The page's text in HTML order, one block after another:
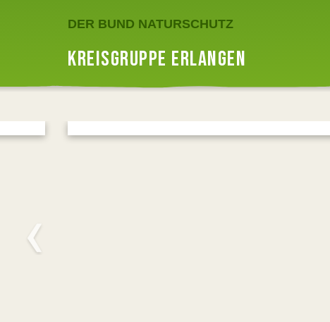
DER BUND NATURSCHUTZ
KREISGRUPPE ERLANGEN